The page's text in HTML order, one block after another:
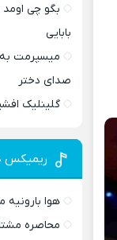
بگو چی
بابایی
میسپرمت به
صدای دختر
گلینلیک
ریمیکس
هوا
محاصره